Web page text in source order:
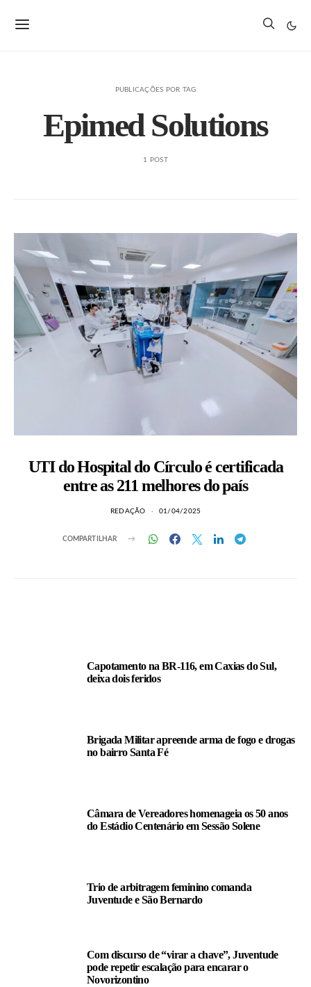
PUBLICAÇÕES POR TAG
Epimed Solutions
1 POST
UTI do Hospital do Círculo é certificada
entre as 211 melhores do país
REDAÇÃO 01/04/2025
COMPARTILHAR
Capotamento na BR-116, em Caxias do Sul,
deixa dois feridos
Brigada Militar apreende arma de fogo e drogas
no bairro Santa Fé
Câmara de Vereadores homenageia os 50 anos
do Estádio Centenário em Sessão Solene
Trio de arbitragem feminino comanda
Juventude e São Bernardo
Com discurso de “virar a chave”, Juventude
pode repetir escalação para encarar o
Novorizontino